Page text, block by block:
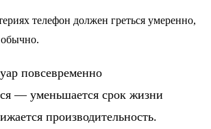
телефон должен греться умеренно,
повсевременно
— уменьшается срок жизни
производительность.